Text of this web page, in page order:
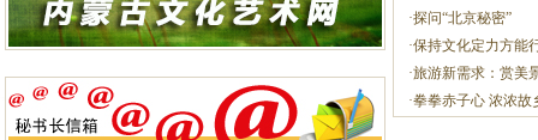
·探问“北京秘密”
·保持文化定力方能
·旅游新需求：赏美
·拳拳赤子心 浓浓故